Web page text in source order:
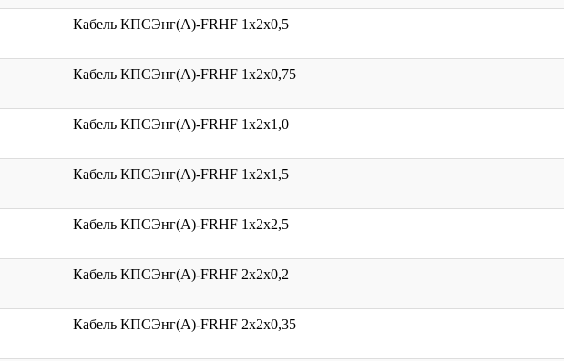
Кабель КПСЭнг(А)-FRHF 1x2x0,5
Кабель КПСЭнг(А)-FRHF 1x2x0,75
Кабель КПСЭнг(А)-FRHF 1x2x1,0
Кабель КПСЭнг(А)-FRHF 1x2x1,5
Кабель КПСЭнг(А)-FRHF 1x2x2,5
Кабель КПСЭнг(А)-FRHF 2x2x0,2
Кабель КПСЭнг(А)-FRHF 2x2x0,35